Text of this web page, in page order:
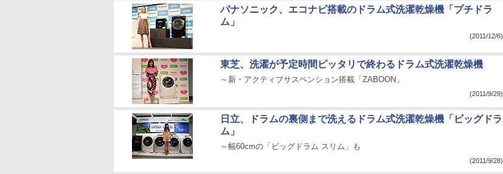
パナソニック、エコナビ搭載のドラム式洗濯乾燥機「プチドラ
ム」
(2011/12/6)
東芝、洗濯が予定時間ピッタリで終わるドラム式洗濯乾燥機
～新・アクティブサスペンション搭載「ZABOON」
(2011/9/29)
日立、ドラムの裏側まで洗えるドラム式洗濯乾燥機「ビッグドラ
ム」
～幅60cmの「ビッグドラム スリム」も
(2011/9/28)